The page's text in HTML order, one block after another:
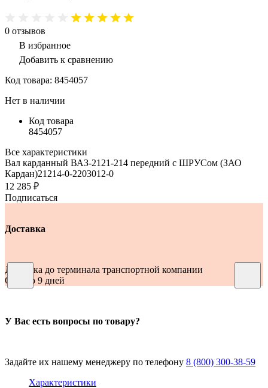
0 отзывов
В избранное
Добавить к сравнению
Код товара: 8454057
Нет в наличии
Код товара
8454057
Все характеристики
Вал карданный ВАЗ-2121-214 передний с ШРУСом (ЗАО
Кардан)21214-0-2203012-0
12 285 ₽
Подписаться
Доставка
Доставка до терминала транспортной компании
От 2 до 9 дней
У Вас есть вопросы по товару?
Задайте их нашему менеджеру по телефону 8 (800) 300-38-59
Характеристики